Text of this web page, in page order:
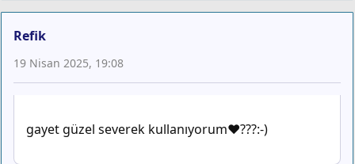
Refik
19 Nisan 2025, 19:08
gayet güzel severek kullanıyorum❤️???:-)